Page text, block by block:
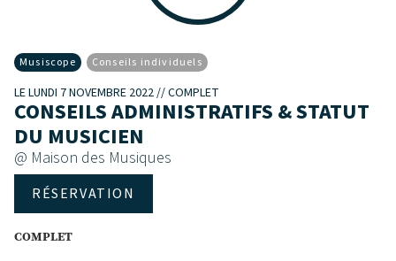
Musiscope Conseils individuels
LE LUNDI 7 NOVEMBRE 2022 // COMPLET
CONSEILS ADMINISTRATIFS & STATUT
DU MUSICIEN
@ Maison des Musiques
RÉSERVATION
COMPLET